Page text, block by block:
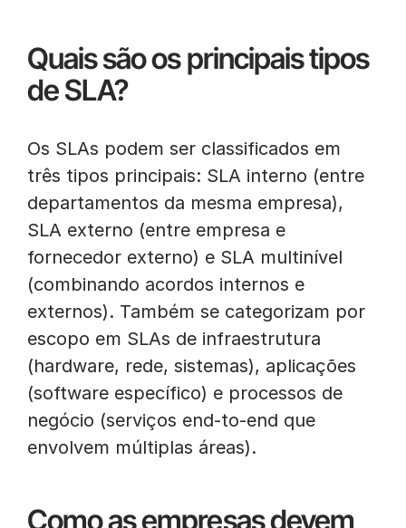
Quais são os principais tipos
de SLA?
Os SLAs podem ser classificados em
três tipos principais: SLA interno (entre
departamentos da mesma empresa),
SLA externo (entre empresa e
fornecedor externo) e SLA multinível
(combinando acordos internos e
externos). Também se categorizam por
escopo em SLAs de infraestrutura
(hardware, rede, sistemas), aplicações
(software específico) e processos de
negócio (serviços end-to-end que
envolvem múltiplas áreas).
Como as empresas devem